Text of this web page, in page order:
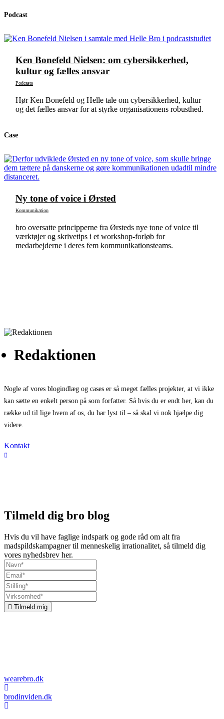
Podcast
Ken Bonefeld Nielsen: om cybersikkerhed,
kultur og fælles ansvar
Podcasts
Hør Ken Bonefeld og Helle tale om cybersikkerhed, kultur
og det fælles ansvar for at styrke organisationens robusthed.
Case
Ny tone of voice i Ørsted
Kommunikation
bro oversatte principperne fra Ørsteds nye tone of voice til
værktøjer og skrivetips i et workshop-forløb for
medarbejderne i deres fem kommunikationsteams.
Redaktionen
Nogle af vores blogindlæg og cases er så meget fælles projekter, at vi ikke
kan sætte en enkelt person på som forfatter. Så hvis du er endt her, kan du
række ud til lige hvem af os, du har lyst til – så skal vi nok hjælpe dig
videre.
Kontakt
Tilmeld dig bro blog
Hvis du vil have faglige indspark og gode råd om alt fra
madspildskampagner til menneskelig irrationalitet, så tilmeld dig
vores nyhedsbrev her.
Tilmeld mig
wearebro.dk
brodinviden.dk